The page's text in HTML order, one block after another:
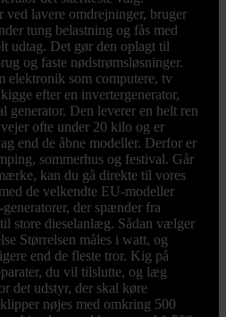
ved lavere omdrejninger, bruger
tung belastning og fås med
udtag. Det gør den oplagt til
og faste nødstrømsløsninger.
elektronik som computere, tv
efter en invertergenerator,
generator. Den leverer en helt ren
ofte under 20 kilo og er
end de åbne modeller. Derfor er
sommerhus og festival. Går
kan du gå direkte til vores
de velkendte EU-modeller
der spænder fra
store dieselanlæg. Sådan vælger
Størrelsen måles i watt, og
end de fleste tror. Kig på
du vil tilslutte, og læg
det udstyr, der skal køre
nøjes med omkring 500